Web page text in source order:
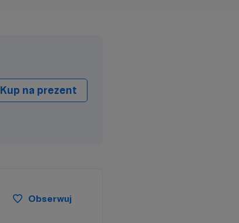
Kup na prezent
Obserwuj